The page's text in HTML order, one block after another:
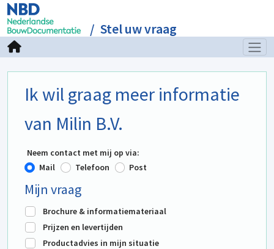
Stel uw vraag
Ik wil graag meer informatie
van Milin B.V.
Neem contact met mij op via:
Mail
Telefoon Post
Mijn vraag
Brochure & informatiemateriaal
Prijzen en levertijden
Productadvies in mijn situatie